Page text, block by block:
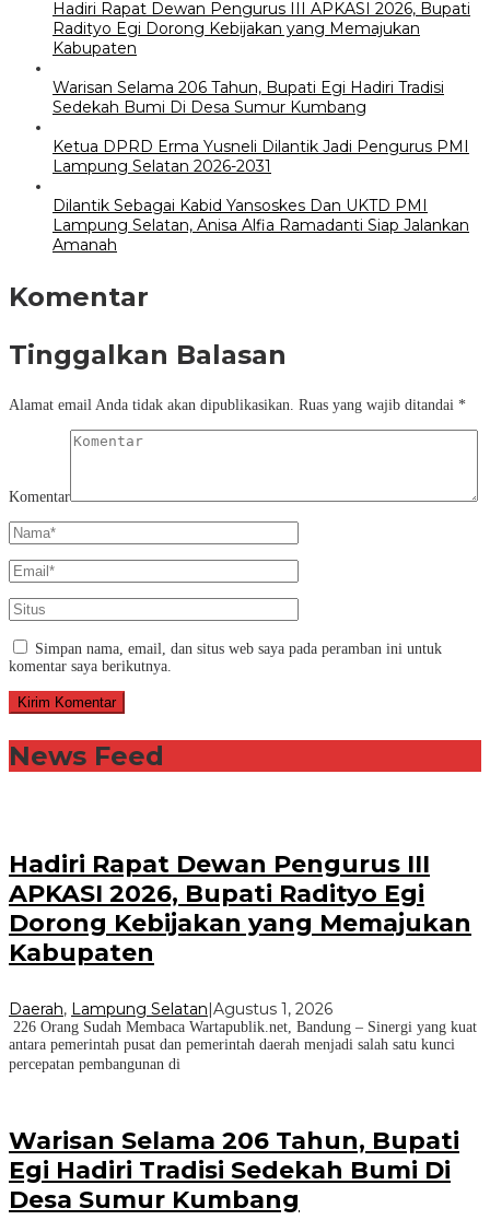
Hadiri Rapat Dewan Pengurus III APKASI 2026, Bupati
Radityo Egi Dorong Kebijakan yang Memajukan
Kabupaten
Warisan Selama 206 Tahun, Bupati Egi Hadiri Tradisi
Sedekah Bumi Di Desa Sumur Kumbang
Ketua DPRD Erma Yusneli Dilantik Jadi Pengurus PMI
Lampung Selatan 2026-2031
Dilantik Sebagai Kabid Yansoskes Dan UKTD PMI
Lampung Selatan, Anisa Alfia Ramadanti Siap Jalankan
Amanah
Komentar
Tinggalkan Balasan
Alamat email Anda tidak akan dipublikasikan. Ruas yang wajib ditandai *
Komentar
Simpan nama, email, dan situs web saya pada peramban ini untuk
komentar saya berikutnya.
News Feed
Hadiri Rapat Dewan Pengurus III
APKASI 2026, Bupati Radityo Egi
Dorong Kebijakan yang Memajukan
Kabupaten
Daerah, Lampung Selatan Agustus 1, 2026
226 Orang Sudah Membaca Wartapublik.net, Bandung – Sinergi yang kuat
antara pemerintah pusat dan pemerintah daerah menjadi salah satu kunci
percepatan pembangunan di
Warisan Selama 206 Tahun, Bupati
Egi Hadiri Tradisi Sedekah Bumi Di
Desa Sumur Kumbang